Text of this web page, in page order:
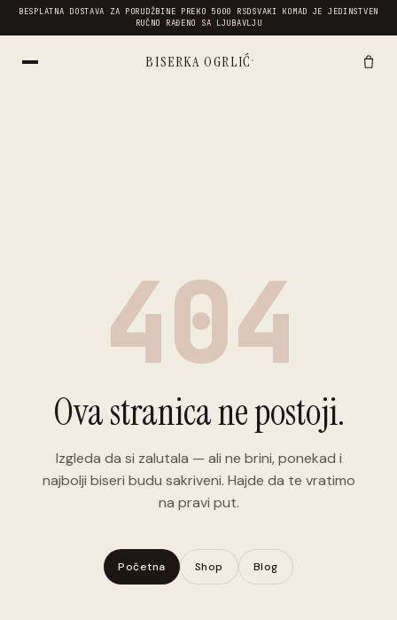
BESPLATNA DOSTAVA ZA PORUDŽBINE PREKO 5000 RSDSVAKI KOMAD JE JEDINSTVEN
RUČNO RAĐENO SA LJUBAVLJU
BISERKA OGRLIĆ·
404
Ova stranica ne postoji.
Izgleda da si zalutala — ali ne brini, ponekad i
najbolji biseri budu sakriveni. Hajde da te vratimo
na pravi put.
Početna Shop Blog